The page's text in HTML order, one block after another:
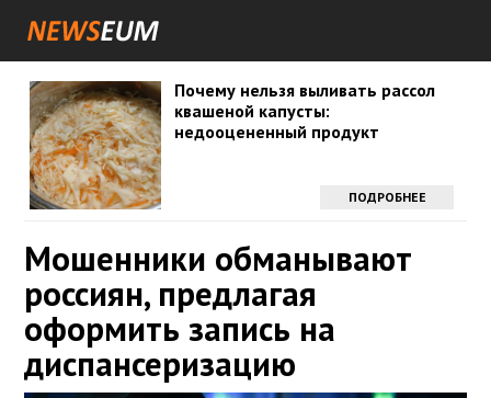
Почему нельзя выливать рассол
квашеной капусты:
недооцененный продукт
ПОДРОБНЕЕ
Мошенники обманывают
россиян, предлагая
оформить запись на
диспансеризацию